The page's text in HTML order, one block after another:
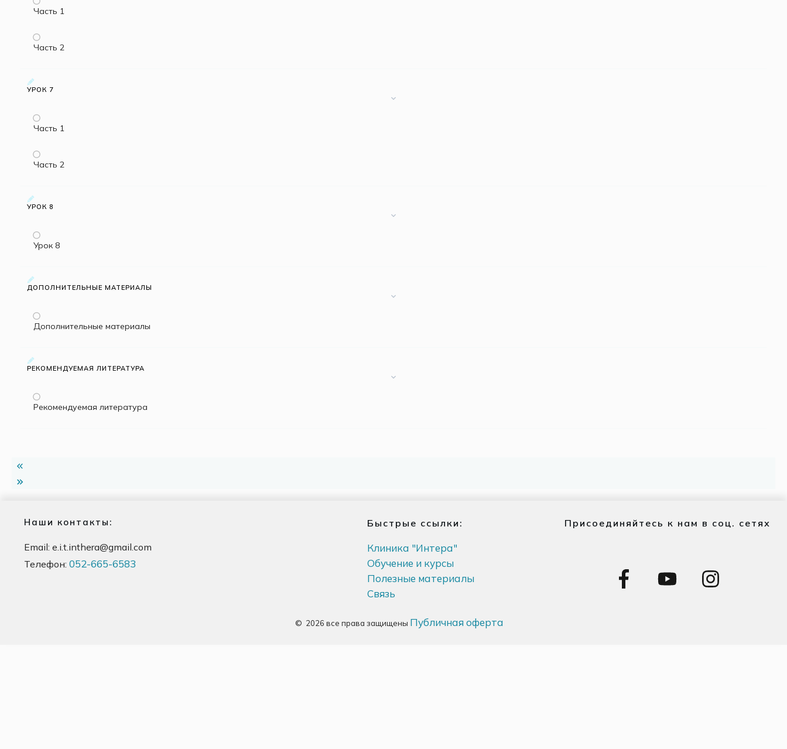
Часть 1
Часть 2
УРОК 7
Часть 1
Часть 2
УРОК 8
Урок 8
ДОПОЛНИТЕЛЬНЫЕ МАТЕРИАЛЫ
Дополнительные материалы
РЕКОМЕНДУЕМАЯ ЛИТЕРАТУРА
Рекомендуемая литература
Наши контакты:
Email: e.i.t.inthera@gmail.com
Телефон: 052-665-6583
Быстрые ссылки:
Клиника "Интера"
Обучение и курсы
Полезные материалы
Связь
Присоединяйтесь к нам в соц. сетях
© 2026 все права защищены Публичная оферта